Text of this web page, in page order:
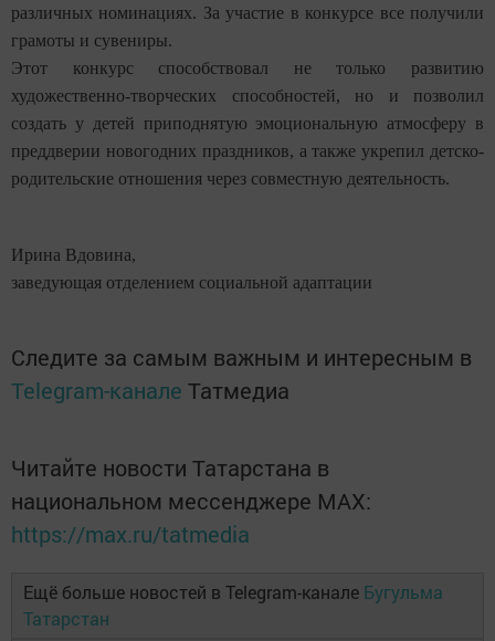
различных номинациях. За участие в конкурсе все получили
грамоты и сувениры.
Этот конкурс способствовал не только развитию
художественно-творческих способностей, но и позволил
создать у детей приподнятую эмоциональную атмосферу в
преддверии новогодних праздников, а также укрепил детско-
родительские отношения через совместную деятельность.
Ирина Вдовина,
заведующая отделением социальной адаптации
Следите за самым важным и интересным в
Telegram-канале Татмедиа
Читайте новости Татарстана в
национальном мессенджере MАХ:
https://max.ru/tatmedia
Ещё больше новостей в Telegram-канале Бугульма
Татарстан